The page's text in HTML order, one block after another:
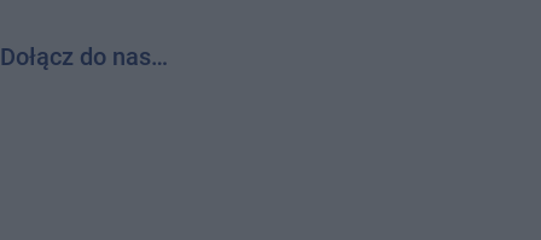
Dołącz do nas…